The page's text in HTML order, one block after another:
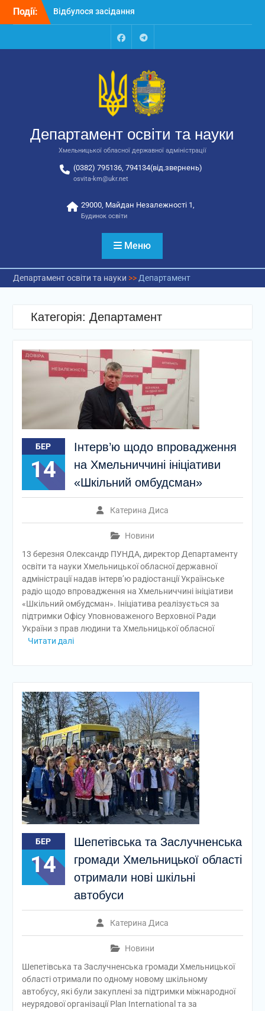
Перейти
Події:
Відбулося засідання
колегії Департаменту
освіти та науки обласної
державної адміністрації
відповідальних за
національно-патріотичне
автобусів для потреб
закладів освіти
FacebookTalegram
Департамент освіти та науки
Хмельницької обласної державної адміністрації
(0382) 795136, 794134(від.звернень)
osvita-km@ukr.net
29000, Майдан Незалежності 1,
Будинок освіти
Меню
Департамент освіти та науки >> Департамент
Категорія: Департамент
БЕР
14
Інтерв’ю щодо впровадження
на Хмельниччині ініціативи
«Шкільний омбудсман»
Катерина Диса
Новини
13 березня Олександр ПУНДА, директор Департаменту
освіти та науки Хмельницької обласної державної
адміністрації надав інтерв’ю радіостанції Українське
радіо щодо впровадження на Хмельниччині ініціативи
«Шкільний омбудсман». Ініціатива реалізується за
підтримки Офісу Уповноваженого Верховної Ради
України з прав людини та Хмельницької обласної
Читати далі
БЕР
14
Шепетівська та Заслучненська
громади Хмельницької області
отримали нові шкільні
автобуси
Катерина Диса
Новини
Шепетівська та Заслучненська громади Хмельницької
області отримали по одному новому шкільному
автобусу, які були закуплені за підтримки міжнародної
неурядової організації Plan International та за